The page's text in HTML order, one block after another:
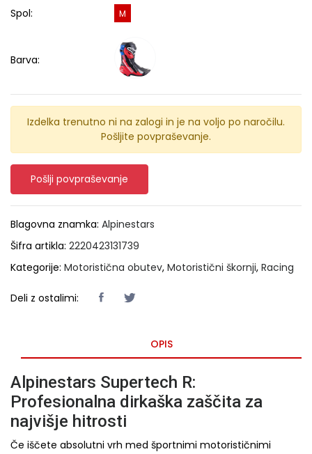
Spol: M
Barva:
Izdelka trenutno ni na zalogi in je na voljo po naročilu.
Pošljite povpraševanje.
Pošlji povpraševanje
Blagovna znamka: Alpinestars
Šifra artikla: 2220423131739
Kategorije: Motoristična obutev, Motoristični škornji, Racing
Deli z ostalimi:
OPIS
Alpinestars Supertech R:
Profesionalna dirkaška zaščita za
najvišje hitrosti
Če iščete absolutni vrh med športnimi motorističnimi